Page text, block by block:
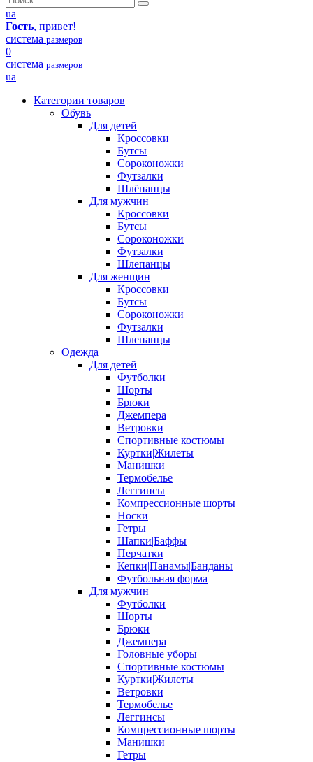
ua
Гость, привет!
система размеров
0
система размеров
ua
Категории товаров
Обувь
Для детей
Кроссовки
Бутсы
Сороконожки
Футзалки
Шлёпанцы
Для мужчин
Кроссовки
Бутсы
Сороконожки
Футзалки
Шлепанцы
Для женщин
Кроссовки
Бутсы
Сороконожки
Футзалки
Шлепанцы
Одежда
Для детей
Футболки
Шорты
Брюки
Джемпера
Ветровки
Спортивные костюмы
Куртки|Жилеты
Манишки
Термобелье
Леггинсы
Компрессионные шорты
Носки
Гетры
Шапки|Баффы
Перчатки
Кепки|Панамы|Банданы
Футбольная форма
Для мужчин
Футболки
Шорты
Брюки
Джемпера
Головные уборы
Спортивные костюмы
Куртки|Жилеты
Ветровки
Термобелье
Леггинсы
Компрессионные шорты
Манишки
Гетры